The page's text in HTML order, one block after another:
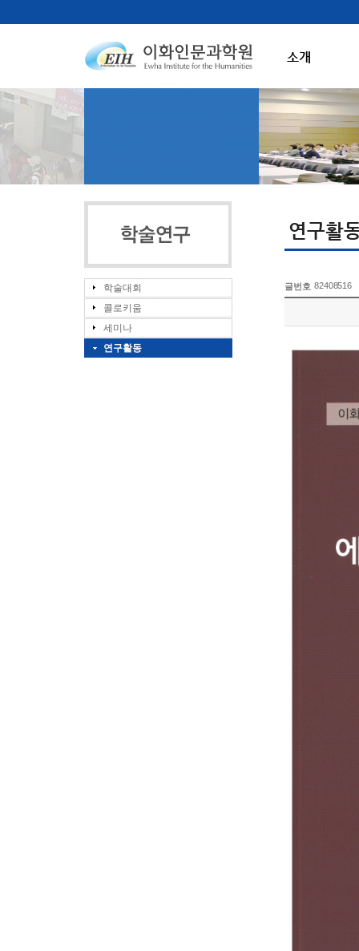
소개
학술대회
콜로키움
세미나
연구활동
글번호 82408516
연구활